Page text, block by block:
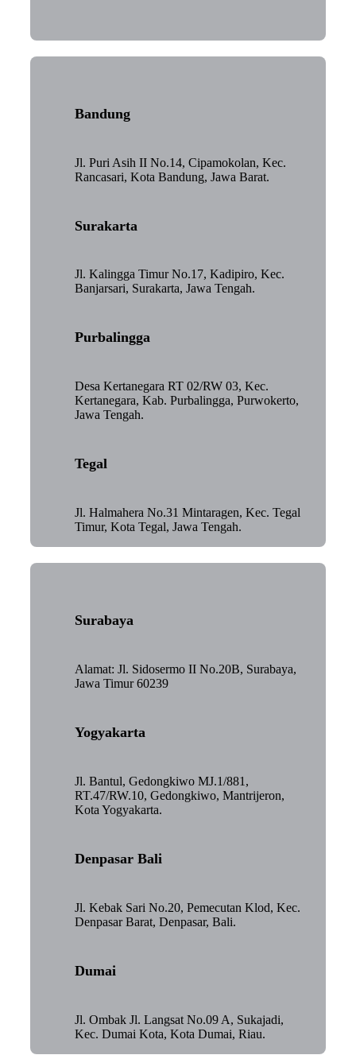
Bandung
Jl. Puri Asih II No.14, Cipamokolan, Kec.
Rancasari, Kota Bandung, Jawa Barat.
Surakarta
Jl. Kalingga Timur No.17, Kadipiro, Kec.
Banjarsari, Surakarta, Jawa Tengah.
Purbalingga
Desa Kertanegara RT 02/RW 03, Kec.
Kertanegara, Kab. Purbalingga, Purwokerto,
Jawa Tengah.
Tegal
Jl. Halmahera No.31 Mintaragen, Kec. Tegal
Timur, Kota Tegal, Jawa Tengah.
Surabaya
Alamat: Jl. Sidosermo II No.20B, Surabaya,
Jawa Timur 60239
Yogyakarta
Jl. Bantul, Gedongkiwo MJ.1/881,
RT.47/RW.10, Gedongkiwo, Mantrijeron,
Kota Yogyakarta.
Denpasar Bali
Jl. Kebak Sari No.20, Pemecutan Klod, Kec.
Denpasar Barat, Denpasar, Bali.
Dumai
Jl. Ombak Jl. Langsat No.09 A, Sukajadi,
Kec. Dumai Kota, Kota Dumai, Riau.